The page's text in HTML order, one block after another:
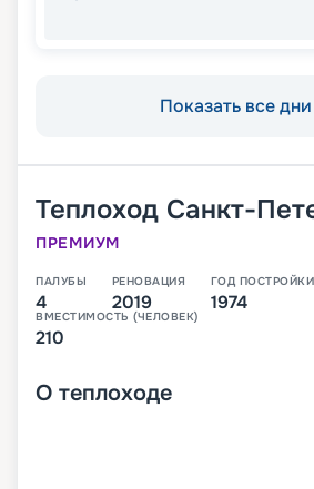
Показать все
Теплоход Санкт-
ПРЕМИУМ
ПАЛУБЫ
4
РЕНОВАЦИЯ
2019
ГОД ПОСТРОЙКИ
1974
ВМЕСТИМОСТЬ (ЧЕЛОВЕК)
210
О теплоходе